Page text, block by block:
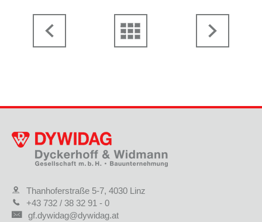
Thanhoferstraße 5-7, 4030 Linz
+43 732 / 38 32 91 - 0
gf.dywidag@dywidag.at